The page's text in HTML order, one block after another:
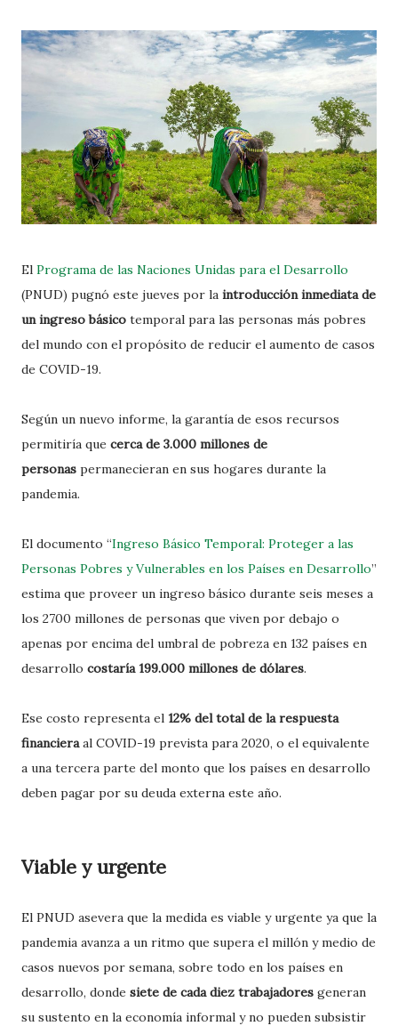
El Programa de las Naciones Unidas para el Desarrollo
(PNUD) pugnó este jueves por la introducción inmediata de
un ingreso básico temporal para las personas más pobres
del mundo con el propósito de reducir el aumento de casos
de COVID-19.
Según un nuevo informe, la garantía de esos recursos
permitiría que cerca de 3.000 millones de
personas permanecieran en sus hogares durante la
pandemia.
El documento “Ingreso Básico Temporal: Proteger a las
Personas Pobres y Vulnerables en los Países en Desarrollo”
estima que proveer un ingreso básico durante seis meses a
los 2700 millones de personas que viven por debajo o
apenas por encima del umbral de pobreza en 132 países en
desarrollo costaría 199.000 millones de dólares.
Ese costo representa el 12% del total de la respuesta
financieraal COVID-19 prevista para 2020, o el equivalente
a una tercera parte del monto que los países en desarrollo
deben pagar por su deuda externa este año.
Viable y urgente
El PNUD asevera que la medida es viable y urgente ya que la
pandemia avanza a un ritmo que supera el millón y medio de
casos nuevos por semana, sobre todo en los países en
desarrollo, donde siete de cada diez trabajadores generan
su sustento en la economía informal y no pueden subsistir